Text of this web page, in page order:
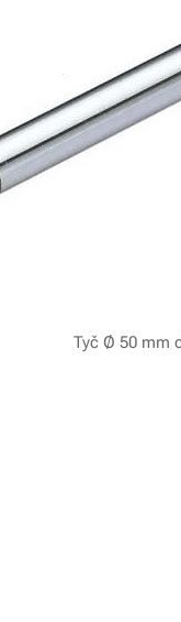
Tyč Ø 50 mm